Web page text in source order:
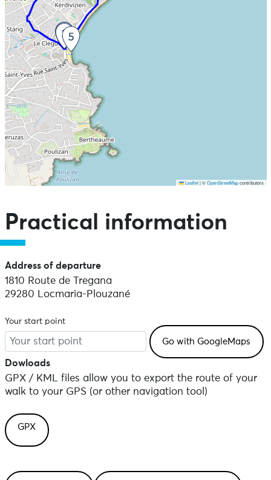
Leaflet |©OpenStreetMapcontributors
Practical information
Address of departure
1810 Route de Tregana
29280 Locmaria-Plouzané
Your start point
Dowloads
GPX / KML files allow you to export the route of your
walk to your GPS (or other navigation tool)
GPX